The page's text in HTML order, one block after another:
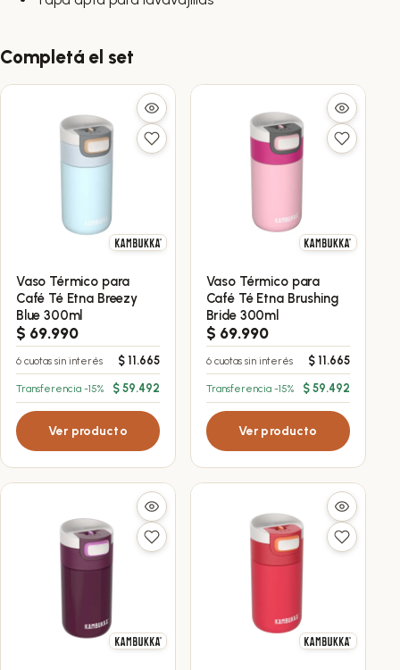
Completá el set
Vaso Térmico para
Café Té Etna Breezy
Blue 300ml
$ 69.990
6 cuotas sin interés $ 11.665
Transferencia -15% $ 59.492
Ver producto
Vaso Térmico para
Café Té Etna Brushing
Bride 300ml
$ 69.990
6 cuotas sin interés $11.665
Transferencia -15% $59.492
Ver producto